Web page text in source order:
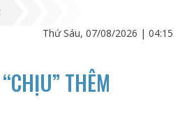
Thứ Sáu, 07/08/2026 | 04:15
THÊM